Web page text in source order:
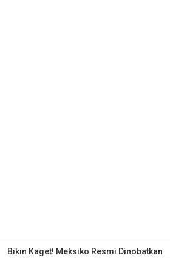
Bikin Kaget! Meksiko Resmi Dinobatkan